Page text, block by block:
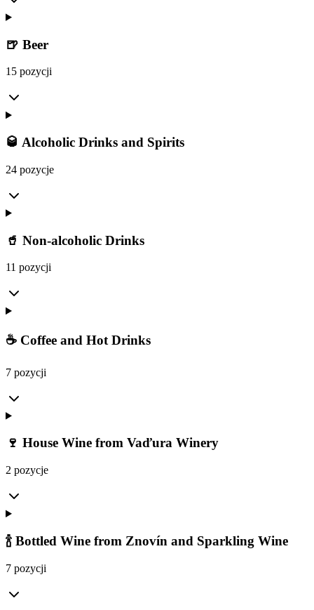
🍺 Beer
15 pozycji
🥃 Alcoholic Drinks and Spirits
24 pozycje
🥤 Non-alcoholic Drinks
11 pozycji
☕ Coffee and Hot Drinks
7 pozycji
🍷 House Wine from Vaďura Winery
2 pozycje
🍾 Bottled Wine from Znovín and Sparkling Wine
7 pozycji